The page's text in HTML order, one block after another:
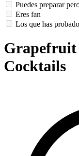
Puedes preparar
Eres fan
Los que has probado
Grapefruit
Cocktails